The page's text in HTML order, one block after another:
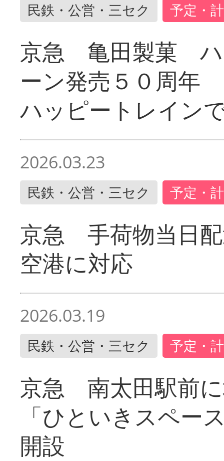
民鉄・公営・三セク 予定・
京急 亀田製菓 ハ
ーン発売５０周年
ハッピートレイン
2026.03.23
民鉄・公営・三セク 予定・
京急 手荷物当日
空港に対応
2026.03.19
民鉄・公営・三セク 予定・
京急 南太田駅前
「ひといきスペー
開設